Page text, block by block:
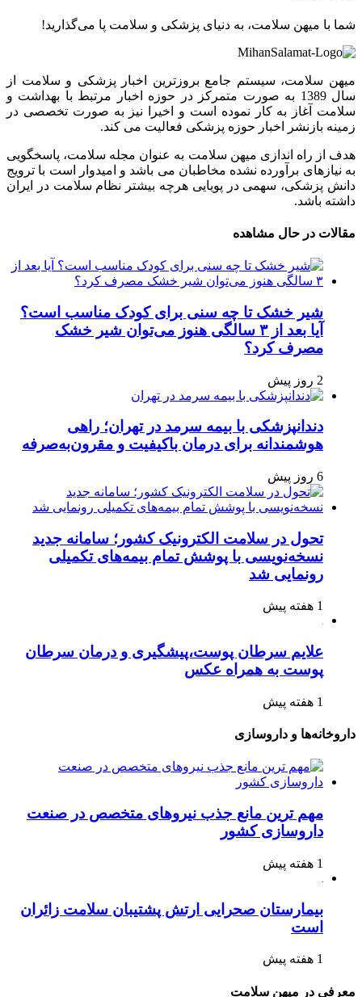
شما با میهن سلامت، به دنیای پزشکی و سلامت پا می‌گذارید!
میهن سلامت، سیستم جامع بروزترین اخبار پزشکی و سلامت از
سال 1389 به صورت متمرکز در حوزه اخبار مرتبط با بهداشت و
سلامت آغاز به کار نموده است و اخیرا نیز به صورت تخصصی در
زمینه بازنشر اخبار حوزه پزشکی فعالیت می کند.
هدف از راه اندازی میهن سلامت به عنوان مجله سلامت، پاسخگویی
به نیازهای برآورده نشده مخاطبان می باشد و امیدوار است با ترویج
دانش پزشکی، سهمی در پویایی هرچه بیشتر نظام سلامت در ایران
داشته باشد.
مقالات در حال مشاهده
شیر خشک تا چه سنی برای کودک مناسب است؟
آیا بعد از ۳ سالگی هنوز می‌توان شیر خشک
مصرف کرد؟
2 روز پیش
دندانپزشکی با بیمه سرمد در تهران؛ راهی
هوشمندانه برای درمان باکیفیت و مقرون‌به‌صرفه
6 روز پیش
تحول در سلامت الکترونیک کشور؛ سامانه جدید
نسخه‌نویسی با پوشش تمام بیمه‌های تکمیلی
رونمایی شد
1 هفته پیش
علایم سرطان پوست،پیشگیری و درمان سرطان
پوست به همراه عکس
1 هفته پیش
داروخانه‌ها و داروسازی
مهم ترین مانع جذب نیروهای متخصص در صنعت
داروسازی کشور
1 هفته پیش
بیمارستان صحرایی ارتش پشتیبان سلامت زائران
است
1 هفته پیش
معرفی در میهن سلامت